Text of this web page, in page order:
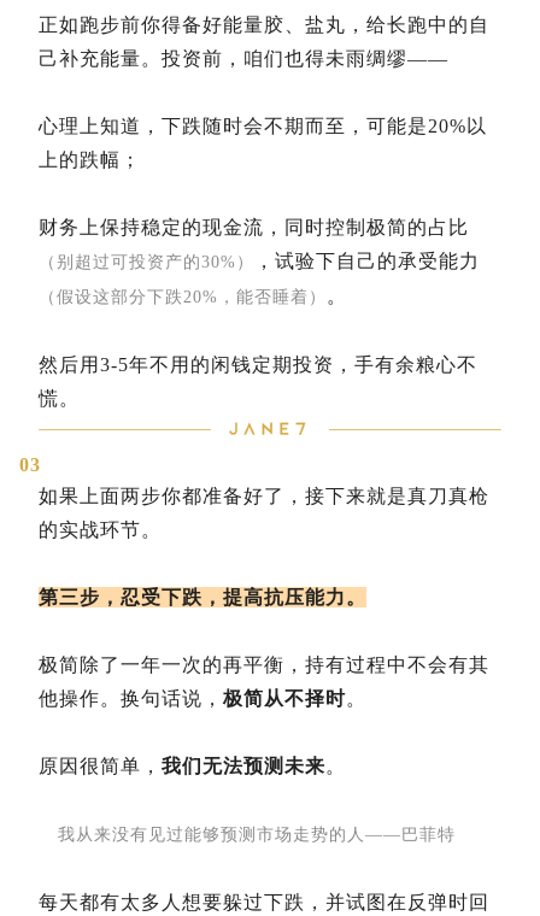
正如跑步前你得备好能量胶、盐丸，给长跑中的自
己补充能量。投资前，咱们也得未雨绸缪——
心理上知道，下跌随时会不期而至，可能是20%以
上的跌幅；
财务上保持稳定的现金流，同时控制极简的占比
（别超过可投资产的30%） ，试验下自己的承受能力
（假设这部分下跌20%，能否睡着） 。
然后用3-5年不用的闲钱定期投资，手有余粮心不
慌。
03
如果上面两步你都准备好了，接下来就是真刀真枪
的实战环节。
第三步，忍受下跌，提高抗压能力。
极简除了一年一次的再平衡，持有过程中不会有其
他操作。换句话说， 极简从不择时。
原因很简单， 我们无法预测未来。
我从来没有见过能够预测市场走势的人——巴菲特
每天都有太多人想要躲过下跌，并试图在反弹时回